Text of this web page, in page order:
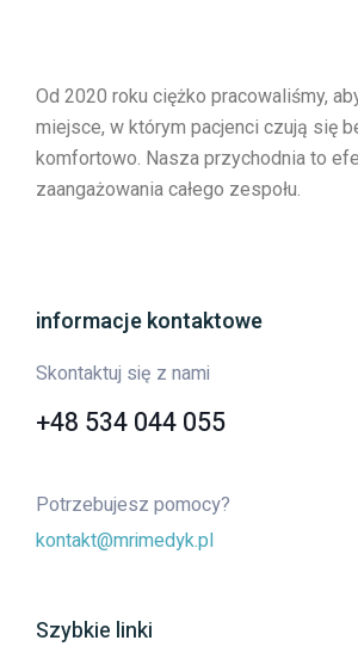
Od 2020 roku ciężko pracowaliśmy,
miejsce, w którym pacjenci czują się
komfortowo. Nasza przychodnia to
zaangażowania całego zespołu.
informacje kontaktowe
Skontaktuj się z nami
+48 534 044 055
Potrzebujesz pomocy?
kontakt@mrimedyk.pl
Szybkie linki